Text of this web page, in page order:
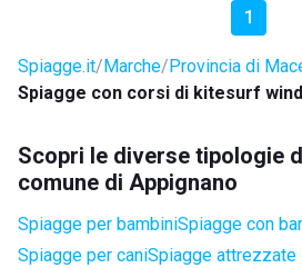
1
Spiagge.it Marche Provincia di
Spiagge con corsi di kitesurf
Scopri le diverse tipologie
comune di Appignano
Spiagge per bambiniSpiagge con
Spiagge per caniSpiagge attrezzate